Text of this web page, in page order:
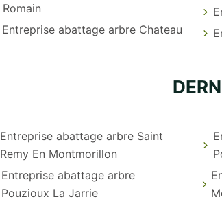
Romain
Entreprise abattage arbre Chateau
Entreprise abattage arbre Saint
Remy En Montmorillon
Entreprise abattage arbre
Pouzioux La Jarrie